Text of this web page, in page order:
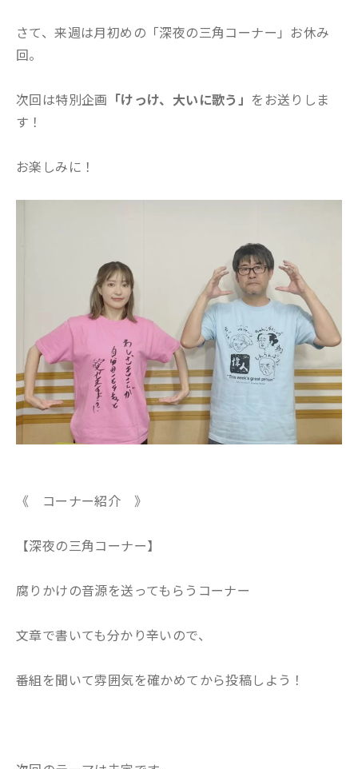
さて、来週は月初めの「深夜の三角コーナー」お休み
回。
次回は特別企画 「けっけ、大いに歌う」 をお送りしま
す！
お楽しみに！
《 コーナー紹介 》
【深夜の三角コーナー】
腐りかけの音源を送ってもらうコーナー
文章で書いても分かり辛いので、
番組を聞いて雰囲気を確かめてから投稿しよう！